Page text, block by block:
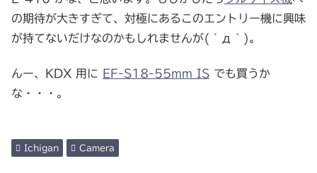
の期待が大きすぎて、対極にあるこのエントリー機に興味
が持てないだけなのかもしれませんが(´д｀)。
んー、KDX 用に EF-S18-55mm IS でも買うか
な・・・。
Ichigan Camera